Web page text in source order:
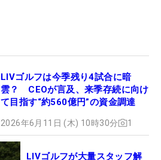
LIVゴルフは今季残り4試合に暗
雲？ CEOが言及、来季存続に向け
て目指す“約560億円”の資金調達
2026年6月11日 (木) 10時30分 1
LIVゴルフが大量スタッフ解